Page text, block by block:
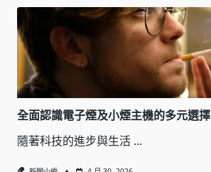
全面認識電子煙及小煙主機的多元選擇
隨著科技的進步與生活 ...